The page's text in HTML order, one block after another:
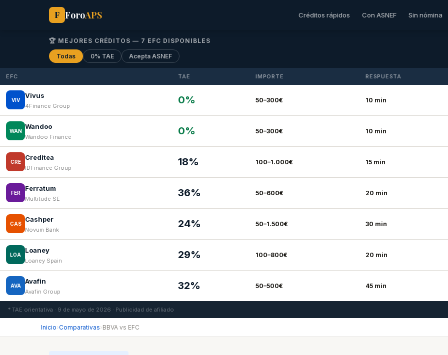
F ForoAPS Créditos rápidos Con ASNEF Sin nómina
🏆 MEJORES CRÉDITOS — 7 EFC DISPONIBLES
Todas 0% TAE Acepta ASNEF
EFC TAE IMPORTE RESPUESTA
VIV
Vivus
4Finance Group 0% 50–300€ 10 min
WAN
Wandoo
Wandoo Finance 0% 50–300€ 10 min
CRE
Creditea
IDFinance Group 18% 100–1.000€ 15 min
FER
Ferratum
Multitude SE 36% 50–600€ 20 min
CAS
Cashper
Novum Bank 24% 50–1.500€ 30 min
LOA
Loaney
Loaney Spain 29% 100–800€ 20 min
AVA
Avafin
Avafin Group 32% 50–500€ 45 min
* TAE orientativa · 9 de mayo de 2026 · Publicidad de afiliado
Inicio›Comparativas›BBVA vs EFC